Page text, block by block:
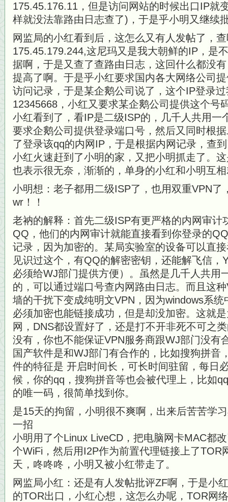
175.45.176.11，但是访问网站的时候出口IP就
样就没法靠路由日志查了)，于是乎小明又继续
网监局的小红看到后，这怎么又有人发帖了，
175.45.179.244,这尼玛又是我大朝鲜的IP，是
据啊，于是又查了查路由日志，这回什么都没
提高了啊。于是乎小红要求国内各大网络公司
访问记录，于是某企鹅公司说了，这个IP登录
12345668，小红又要求某企鹅公司提供这个号
小红看到了，看IP是二级ISP的，几千人共用一
要求企鹅公司提供登录端口号，然后又同时根
了登录该qq的内网IP，于是根据内网记录，查
小红火速赶到了小明的家，又把小明抓走了。
也表示很无奈，渐渐的，单身的小红和小明互
小明想：老子都用二级ISP了，也用双重VPN了
wr！！
老衲的解释：首先二级ISP有更严格的内网审计
QQ，他们的内网审计就能直接看到你登录的
记录，因为加密的。某局实验室的设备可以直
见识过这个，有QQ的解密密钥，还能解飞信，
必须给WJ部门提供方便）。虽然是几千人共用
的，可以通过端口号查内网路由日志。而且这
墙的干扰下变成纯明文VPN，因为windows系
必须加密也能链接成功，但是却没加密。这就
网，DNS都设置好了，还是打不开非死不可之
没有，你也不能保证VPN服务商跟WJ部门没有
国产软件是和WJ部门有合作的，比如搜狗拼音
件的特征是 开启时间长，可长时间驻留，每日
候，你的qq，搜狗拼音等也会被代理上，比如
的唯一码，很简单找到你。
是15天的拘留，小明很不爽啊，出来后苦苦学
一招
小明用了个Linux LiveCD，把电脑网卡MAC都
个WiFi，然后用I2P作为前置代理链接上了TOR
天，咚咚咚，小明又被小红带走了。
网监局小红：还是有人发帖批评ZF啊，于是小
的TOR出口，小红心想，这怎么办呢，TOR网